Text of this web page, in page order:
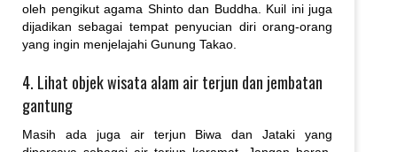
oleh pengikut agama Shinto dan Buddha. Kuil ini juga
dijadikan sebagai tempat penyucian diri orang-orang
yang ingin menjelajahi Gunung Takao.
4. Lihat objek wisata alam air terjun dan jembatan
gantung
Masih ada juga air terjun Biwa dan Jataki yang